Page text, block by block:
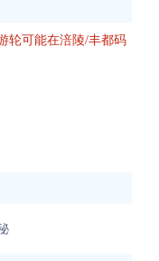
轮可能在涪陵/丰都码